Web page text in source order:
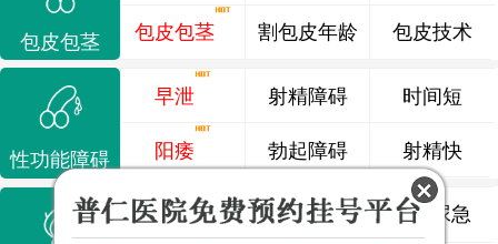
包皮包茎 包皮包茎 割包皮年龄 包皮技术
性功能障碍
早泄
阳痿
射精障碍
勃起障碍
时间短
射精快
前列腺炎 前列腺痛 尿频尿急